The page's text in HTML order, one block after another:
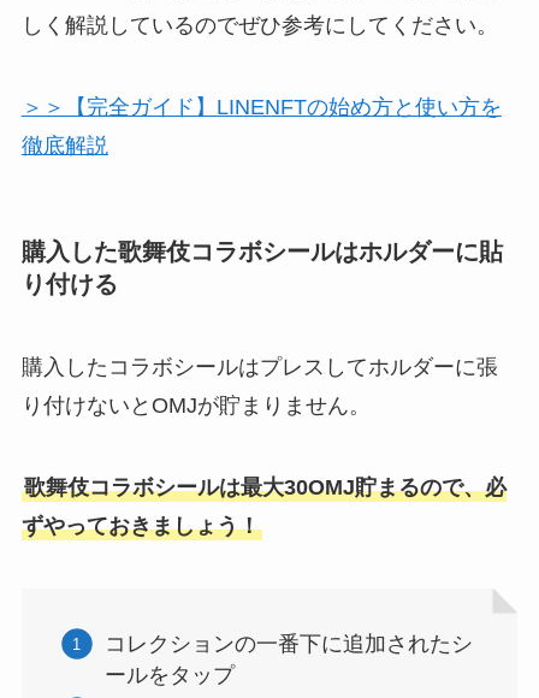
しく解説しているのでぜひ参考にしてください。
＞＞【完全ガイド】LINENFTの始め方と使い方を
徹底解説
購入した歌舞伎コラボシールはホルダーに貼
り付ける
購入したコラボシールはプレスしてホルダーに張
り付けないとOMJが貯まりません。
歌舞伎コラボシールは最大30OMJ貯まるので、必
ずやっておきましょう！
コレクションの一番下に追加されたシ
ールをタップ